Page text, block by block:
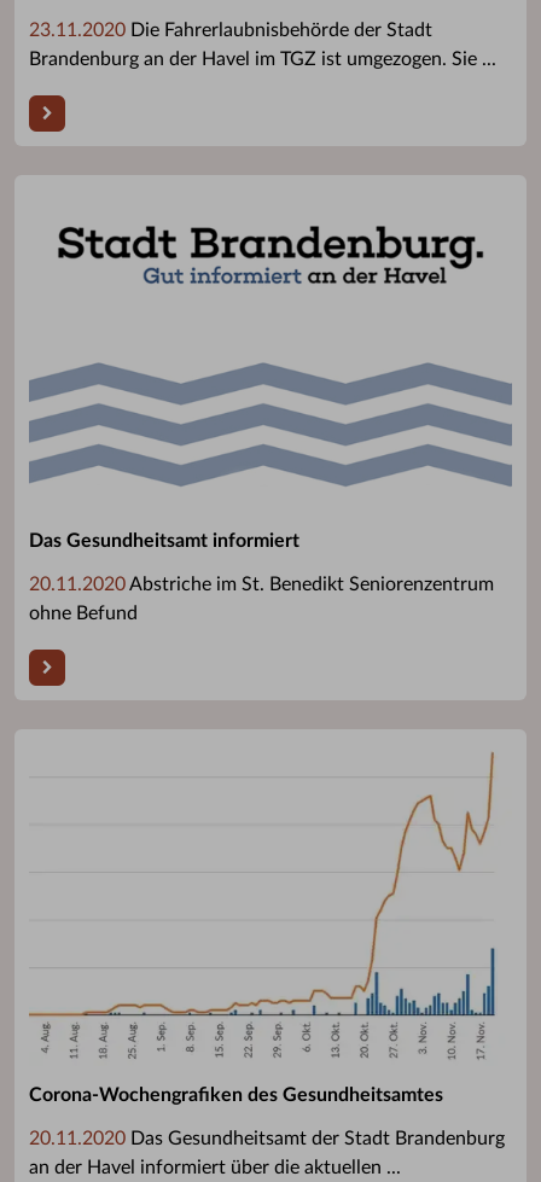
23.11.2020 Die Fahrerlaubnisbehörde der Stadt
Brandenburg an der Havel im TGZ ist umgezogen. Sie ...
Das Gesundheitsamt informiert
20.11.2020Abstriche im St. Benedikt Seniorenzentrum
ohne Befund
Corona-Wochengrafiken des Gesundheitsamtes
20.11.2020 Das Gesundheitsamt der Stadt Brandenburg
an der Havel informiert über die aktuellen ...